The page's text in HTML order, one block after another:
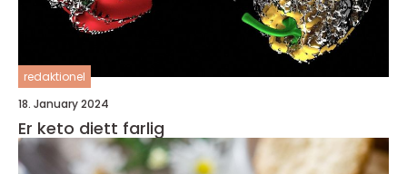
redaktionel
18. January 2024
Er keto diett farlig